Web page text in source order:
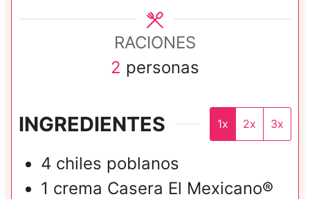
o
s
RACIONES
2 personas
INGREDIENTES 1x 2x 3x
4 chiles poblanos
1 crema Casera El Mexicano®